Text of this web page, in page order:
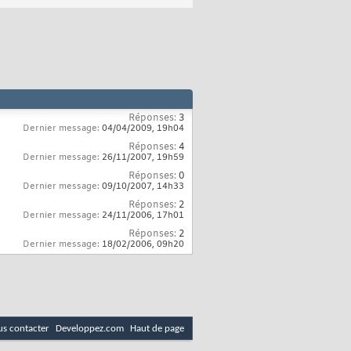
Réponses: 3
Dernier message: 04/04/2009, 19h04
Réponses:4
Dernier message: 26/11/2007, 19h59
Réponses:0
Dernier message: 09/10/2007, 14h33
Réponses: 2
Dernier message: 24/11/2006, 17h01
Réponses: 2
Dernier message: 18/02/2006, 09h20
contacter Developpez.com Haut de page